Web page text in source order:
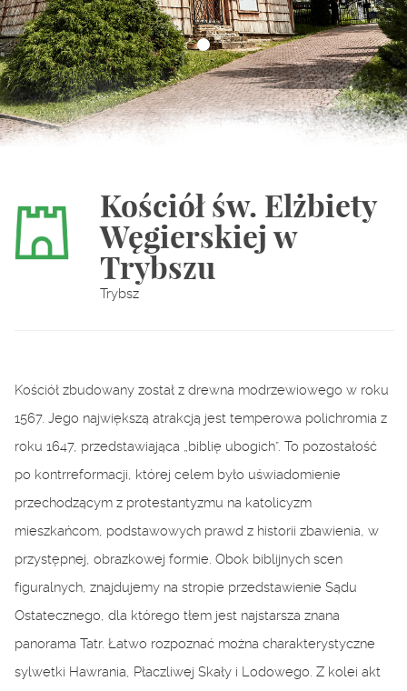
Kościół św. Elżbiety
Węgierskiej w
Trybszu
Trybsz
Kościół zbudowany został z drewna modrzewiowego w roku
1567. Jego największą atrakcją jest temperowa polichromia z
roku 1647, przedstawiająca „biblię ubogich”. To pozostałość
po kontrreformacji, której celem było uświadomienie
przechodzącym z protestantyzmu na katolicyzm
mieszkańcom, podstawowych prawd z historii zbawienia, w
przystępnej, obrazkowej formie. Obok biblijnych scen
figuralnych, znajdujemy na stropie przedstawienie Sądu
Ostatecznego, dla którego tłem jest najstarsza znana
panorama Tatr. Łatwo rozpoznać można charakterystyczne
sylwetki Hawrania, Płaczliwej Skały i Lodowego. Z kolei akt